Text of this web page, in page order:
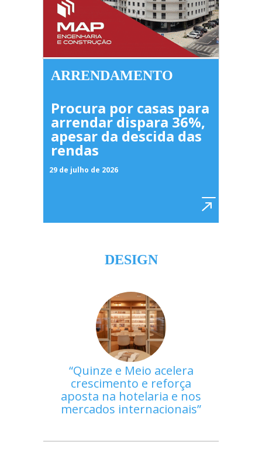
ARRENDAMENTO
Procura por casas para
arrendar dispara 36%,
apesar da descida das
rendas
29 de julho de 2026
DESIGN
Quinze e Meio acelera
crescimento e reforça
aposta na hotelaria e nos
mercados internacionais